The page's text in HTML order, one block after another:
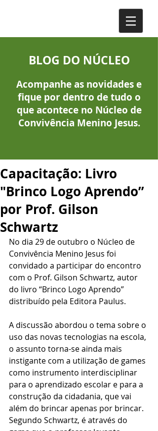
BLOG DO NÚCLEO
Acompanhe as novidades e
fique por dentro de tudo o
que acontece no Núcleo de
Convivência Menino Jesus.
Capacitação: Livro
"Brinco Logo Aprendo”
por Prof. Gilson
Schwartz
No dia 29 de outubro o Núcleo de
Convivência Menino Jesus foi
convidado a participar do encontro
com o Prof. Gilson Schwartz, autor
do livro “Brinco Logo Aprendo”
distribuído pela Editora Paulus.
A discussão abordou o tema sobre o
uso das novas tecnologias na escola,
o assunto torna-se ainda mais
instigante com a utilização de games
como instrumento interdisciplinar
para o aprendizado escolar e para a
construção da cidadania, que vai
além do brincar apenas por brincar.
Segundo Schwartz, é através do